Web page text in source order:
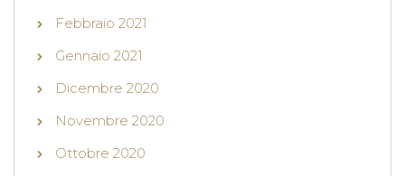
Febbraio 2021
Gennaio 2021
Dicembre 2020
Novembre 2020
Ottobre 2020